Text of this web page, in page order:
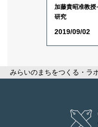
加藤貴昭准教
研究
2019/09/02
みらいのまちをつくる・ラ